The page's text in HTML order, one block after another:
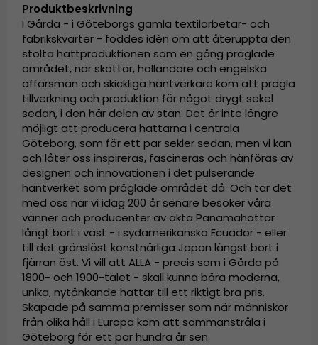
Produktbeskrivning
I Gårda - i Göteborgs gamla textilarbetar- och
fabrikskvarter - föddes idén om att återuppta den
stolta hattproduktionen som en gång präglade
området, när skottar, holländare och engelska
affärsmän och skickliga hantverkare kom att prägla
tillverkning och produktion för något drygt sekel
sedan, i den här delen av stan. Det är inte längre
möjligt att producera hattarna i centrala
Göteborg, som för ett par sekler sedan, men vi kan
och låter oss inspireras, fascineras och hänföras av
designen och innovationen i det pulserande
hantverket som präglade området då. Och tar det
med oss när vi idag 200 år senare besöker våra
vänner och producenter av äkta Panamahattar
långt bort i väst - i sydamerikanska Ecuador - eller
till det gränslöst konstnärliga Japan längst bort i
fjärran öst. Vi vill att ALLA - precis som i Gårda på
1800- och 1900-talet - skall kunna bära moderna,
unika, nytänkande hattar till ett riktigt bra pris.
Skapade på samma premisser som när människor
från olika håll i Europa kom att sammanstråla i
Göteborg för ett par hundra år sen.